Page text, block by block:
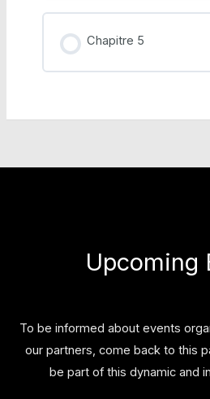
Chapitre 5
Upcoming
To be informed about events
our partners, come back to this
be part of this dynamic and